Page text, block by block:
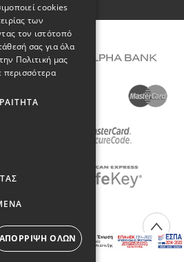
DIMIOURGIKO VILDIRIDIS
cookies
των
τον ιστότοπό
σας για όλα
Πολιτική μας
περισσότερα
ΑΠΌΡΡΙΨΗ ΌΛΩΝ